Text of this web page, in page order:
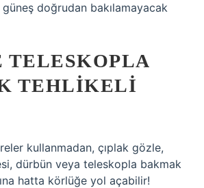
doğrudan bakılamayacak
TELESKOPLA
TEHLIKELI
kullanmadan, çıplak gözle,
dürbün veya teleskopla bakmak
hatta körlüğe yol açabilir!